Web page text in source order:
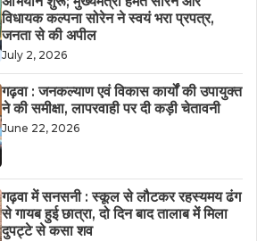
विधायक कल्पना सोरेन ने स्वयं भरा प्रपत्र,
जनता से की अपील
July 2, 2026
गढ़वा : जनकल्याण एवं विकास कार्यों की उपायुक्त
ने की समीक्षा, लापरवाही पर दी कड़ी चेतावनी
June 22, 2026
गढ़वा में सनसनी : स्कूल से लौटकर रहस्यमय ढंग
से गायब हुई छात्रा, दो दिन बाद तालाब में मिला
दुपट्टे से कसा शव